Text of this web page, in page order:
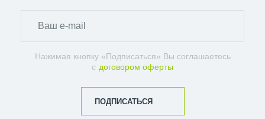
Нажимая кнопку «Подписаться» Вы соглашаетесь
с договором оферты
ПОДПИСАТЬСЯ